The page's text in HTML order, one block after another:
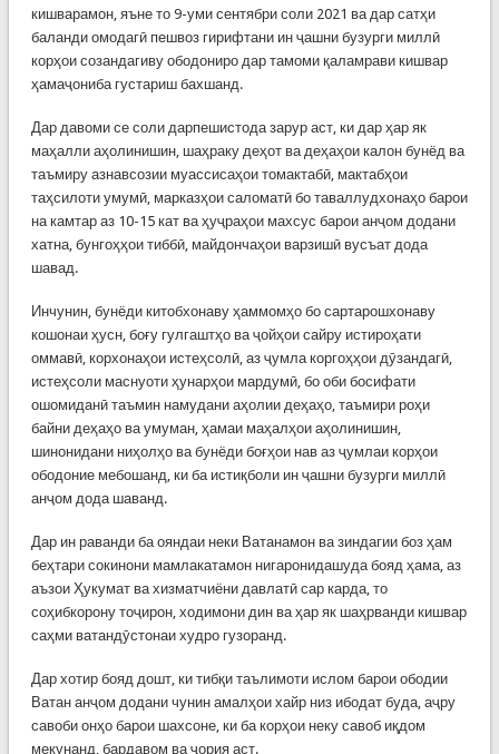
кишварамон, яъне то 9-уми сентябри соли 2021 ва дар сатҳи
баланди омодагӣ пешвоз гирифтани ин ҷашни бузурги миллӣ
корҳои созандагиву ободониро дар тамоми қаламрави кишвар
ҳамаҷониба густариш бахшанд.
Дар давоми се соли дарпешистода зарур аст, ки дар ҳар як
маҳалли аҳолинишин, шаҳраку деҳот ва деҳаҳои калон бунёд ва
таъмиру азнавсозии муассисаҳои томактабӣ, мактабҳои
таҳсилоти умумӣ, марказҳои саломатӣ бо таваллудхонаҳо барои
на камтар аз 10-15 кат ва ҳуҷраҳои махсус барои анҷом додани
хатна, бунгоҳҳои тиббӣ, майдончаҳои варзишӣ вусъат дода
шавад.
Инчунин, бунёди китобхонаву ҳаммомҳо бо сартарошхонаву
кошонаи ҳусн, боғу гулгаштҳо ва ҷойҳои сайру истироҳати
оммавӣ, корхонаҳои истеҳсолӣ, аз ҷумла коргоҳҳои дӯзандагӣ,
истеҳсоли маснуоти ҳунарҳои мардумӣ, бо оби босифати
ошомиданӣ таъмин намудани аҳолии деҳаҳо, таъмири роҳи
байни деҳаҳо ва умуман, ҳамаи маҳалҳои аҳолинишин,
шинонидани ниҳолҳо ва бунёди боғҳои нав аз ҷумлаи корҳои
ободоние мебошанд, ки ба истиқболи ин ҷашни бузурги миллӣ
анҷом дода шаванд.
Дар ин раванди ба ояндаи неки Ватанамон ва зиндагии боз ҳам
беҳтари сокинони мамлакатамон нигаронидашуда бояд ҳама, аз
аъзои Ҳукумат ва хизматчиёни давлатӣ сар карда, то
соҳибкорону тоҷирон, ходимони дин ва ҳар як шаҳрванди кишвар
саҳми ватандӯстонаи худро гузоранд.
Дар хотир бояд дошт, ки тибқи таълимоти ислом барои ободии
Ватан анҷом додани чунин амалҳои хайр низ ибодат буда, аҷру
савоби онҳо барои шахсоне, ки ба корҳои неку савоб иқдом
мекунанд, бардавом ва ҷория аст.